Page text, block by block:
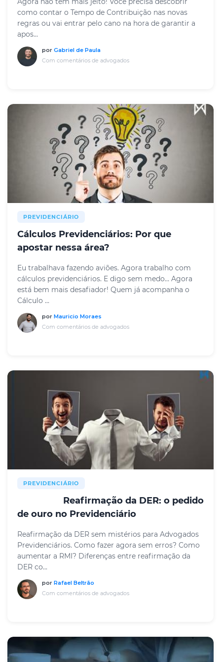
como contar o Tempo de Contribuição nas novas
regras ou vai entrar pelo cano na hora de garantir a
apos...
por Gabriel de Paula
Com comentários de advogados
PREVIDENCIÁRIO
Cálculos Previdenciários: Por que
apostar nessa área?
Eu trabalhava fazendo aviões. Agora trabalho com
cálculos previdenciários. E digo sem medo… Agora
está bem mais desafiador! Quem já acompanha o
Cálculo ...
por Mauricio Moraes
Com comentários de advogados
PREVIDENCIÁRIO
Reafirmação da DER: o pedido
de ouro no Previdenciário
Reafirmação da DER sem mistérios para Advogados
Previdenciários. Como fazer agora sem erros? Como
aumentar a RMI? Diferenças entre reafirmação da
DER co...
por Rafael Beltrão
Com comentários de advogados